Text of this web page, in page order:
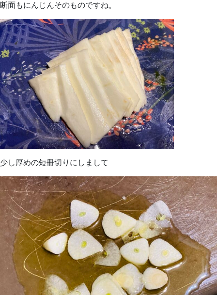
断面もにんじんそのものですね。
少し厚めの短冊切りにしまして